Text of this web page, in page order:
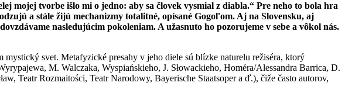
mojej tvorbe išlo mi o jedno: aby sa človek vysmial z diabla.“ Pre neho to bola hra
a stále žijú mechanizmy totalitné, opísané Gogoľom. Aj na Slovensku, aj
nasledujúcim pokoleniam. A užasnuto ho pozorujeme v sebe a vôkol nás.
svet. Metafyzické presahy v jeho diele sú blízke naturelu režiséra, ktorý
M. Walczaka, Wyspiańskieho, J. Słowackieho, Homéra/Alessandra Barrica, D.
Teatr Rozmaitości, Teatr Narodowy, Bayerische Staatsoper a ď.), čiže často autorov,